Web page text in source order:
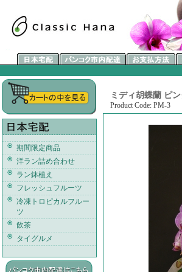
期間限定商品
洋ラン詰め合わせ
ラン鉢植え
フレッシュフルーツ
冷凍トロピカルフルー
ツ
飲茶
タイグルメ
ミディ胡蝶蘭 ピ
Product Code: PM-3